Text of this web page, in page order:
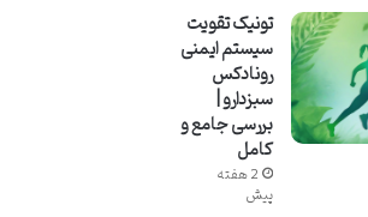
تونیک تقویت
سیستم ایمنی
رونادکس
سبزدارو |
بررسی جامع و
کامل
2 هفته
پیش